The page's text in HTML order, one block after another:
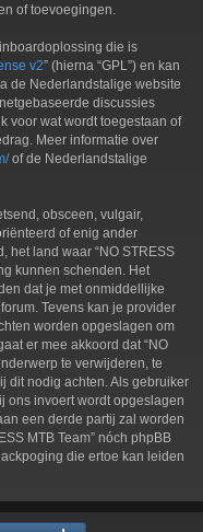
of toevoegingen.
die is
v2” (hierna “GPL”) en kan
de Nederlandstalige website
discussies
voor wat wordt toegestaan of
Meer informatie over
of de Nederlandstalige
obsceen, vulgair,
of enig ander
het land waar “NO STRESS
kunnen schenden. Het
dat je met onmiddellijke
Tevens kan je provider
worden opgeslagen om
er mee akkoord dat “NO
te verwijderen, te
dit nodig achten. Als gebruiker
ons invoert wordt opgeslagen
een derde partij zal worden
MTB Team” nóch phpBB
die ertoe kan leiden